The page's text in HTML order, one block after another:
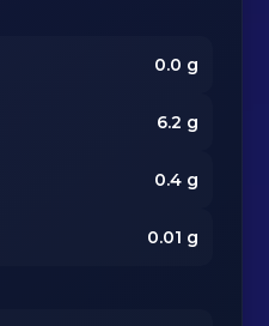
0.0 g
6.2 g
0.4g
0.01 g